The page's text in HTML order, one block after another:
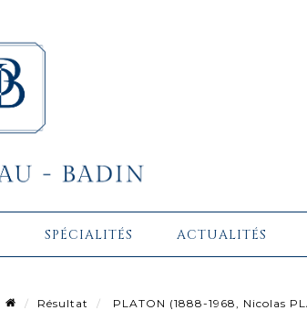
SPÉCIALITÉS ACTUALITÉS
Résultat
PLATON (1888-1968, Nicolas